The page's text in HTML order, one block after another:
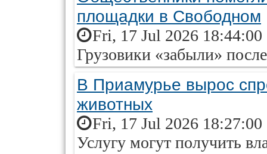
площадки в Свободном
Fri, 17 Jul 2026 18:44:00
Грузовики «забыли»
В Приамурье вырос
животных
Fri, 17 Jul 2026 18:27:00
Услугу могут получить